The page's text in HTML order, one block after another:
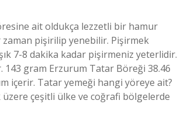
ait oldukça lezzetli bir hamur
pişirilip yenebilir. Pişirmek
7-8 dakika kadar pişirmeniz yeterlidir.
gram Erzurum Tatar Böreği 38.46
içerir. Tatar yemeği hangi yöreye ait?
üzere çeşitli ülke ve coğrafi bölgelerde